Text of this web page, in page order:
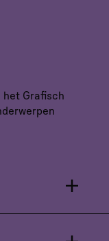
het Grafisch